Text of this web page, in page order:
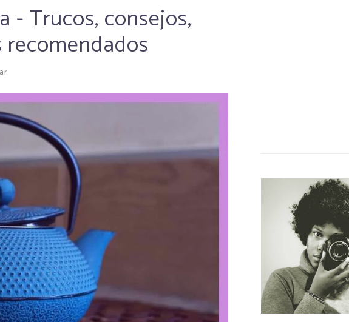
- Trucos, consejos,